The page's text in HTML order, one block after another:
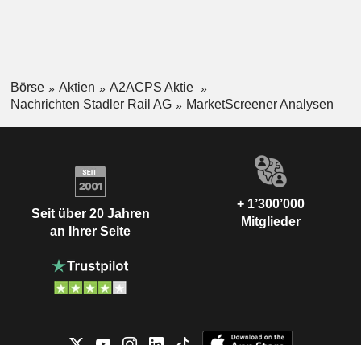
Börse Aktien
A2ACPS Aktie
Nachrichten Stadler Rail AG
MarketScreener Analysen
Seit über 20 Jahren
an Ihrer Seite
+ 1’300’000
Mitglieder